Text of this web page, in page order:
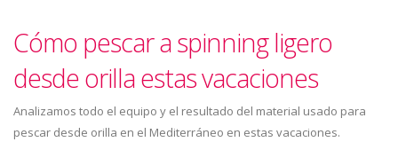
Cómo pescar a spinning ligero
desde orilla estas vacaciones
Analizamos todo el equipo y el resultado del material usado para
pescar desde orilla en el Mediterráneo en estas vacaciones.